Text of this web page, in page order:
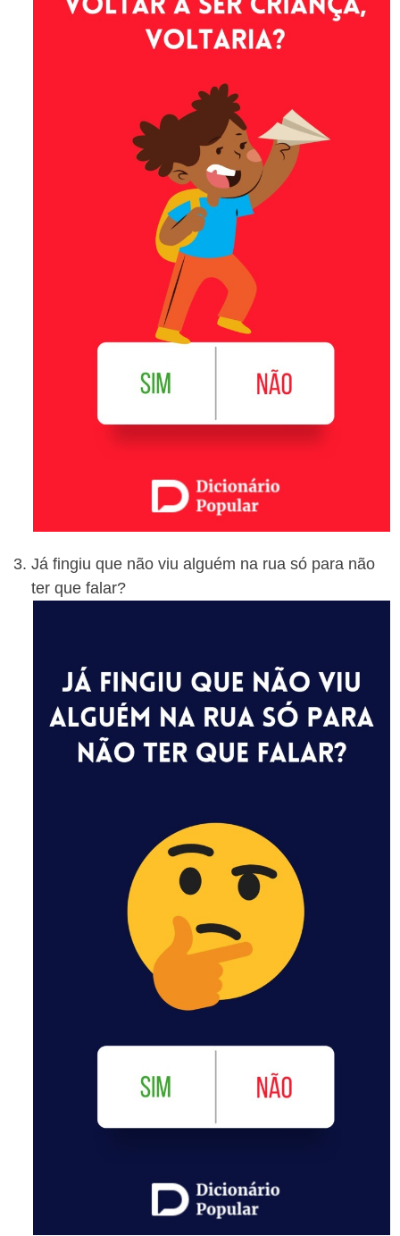
Já fingiu que não viu alguém na rua só para não
ter que falar?